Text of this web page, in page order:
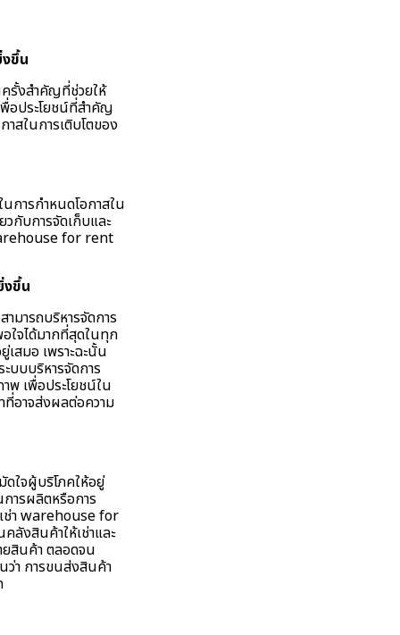
ขึ้น
รั้งสำคัญที่ช่วยให้
พื่อประโยชน์ที่สำคัญ
สในการเติบโตของ
การกำหนดโอกาสใน
วกับการจัดเก็บและ
for rent
งขึ้น
มารถบริหารจัดการ
ใจได้มากที่สุดในทุก
สมอ เพราะฉะนั้น
บบบริหารจัดการ
พ เพื่อประโยชน์ใน
ที่อาจส่งผลต่อความ
ใจผู้บริโภคให้อยู่
การผลิตหรือการ
ช่า warehouse for
ลังสินค้าให้เช่าและ
สินค้า ตลอดจน
ว่า การขนส่งสินค้า